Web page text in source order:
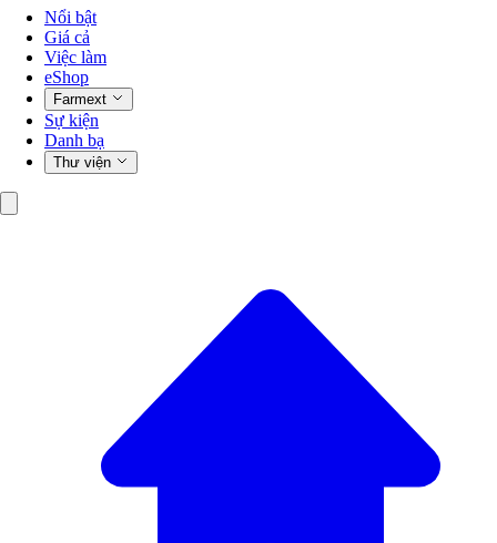
Nổi bật
Giá cả
Việc làm
eShop
Farmext
Sự kiện
Danh bạ
Thư viện